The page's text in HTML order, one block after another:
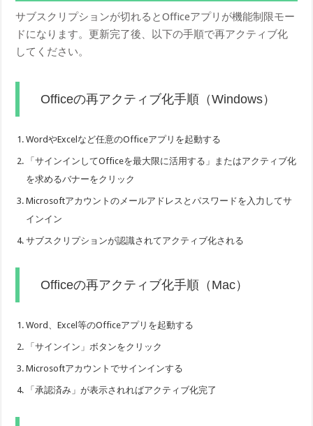
サブスクリプションが切れるとOfficeアプリが機能制限モー
ドになります。更新完了後、以下の手順で再アクティブ化
してください。
Officeの再アクティブ化手順（Windows）
WordやExcelなど任意のOfficeアプリを起動する
「サインインしてOfficeを最大限に活用する」またはアクティブ化
を求めるバナーをクリック
Microsoftアカウントのメールアドレスとパスワードを入力してサ
インイン
サブスクリプションが認識されてアクティブ化される
Officeの再アクティブ化手順（Mac）
Word、Excel等のOfficeアプリを起動する
「サインイン」ボタンをクリック
Microsoftアカウントでサインインする
「承認済み」が表示されればアクティブ化完了